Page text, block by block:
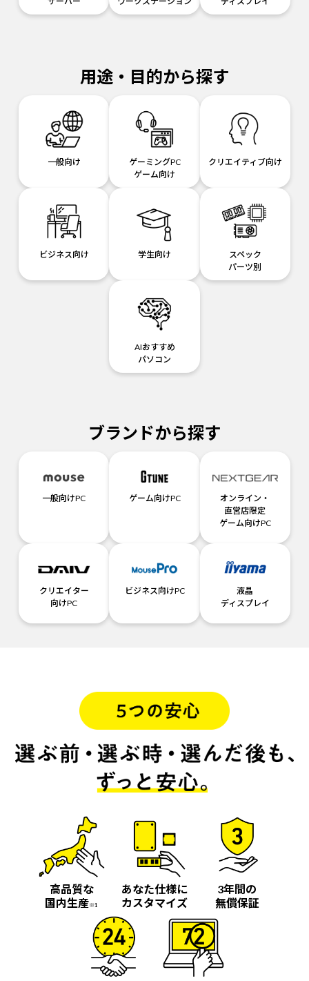
用途・目的から探す
一般向け
ゲーミングPC
ゲーム向け
クリエイティブ向け
ビジネス向け 学生向け
スペック
パーツ別
AIおすすめ
パソコン
ブランドから探す
一般向けPC ゲーム向けPC
オンライン・
直営店限定
ゲーム向けPC
クリエイター
向けPC
ビジネス向けPC
液晶
ディスプレイ
高品質な
国内生産※1
あなた仕様に
カスタマイズ
3年間の
無償保証